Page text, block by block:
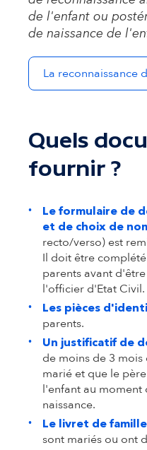
de l'enfant ou
de naissance de
La reconnaissance
Quels
fournir ?
Le formulaire de
et de choix de
recto/verso) est
Il doit être
parents avant
l'officier d'Etat Civil.
Les pièces
parents.
Un justificatif de
de moins de 3
marié et que le
l'enfant au
naissance.
Le livret de famille
sont mariés ou ont